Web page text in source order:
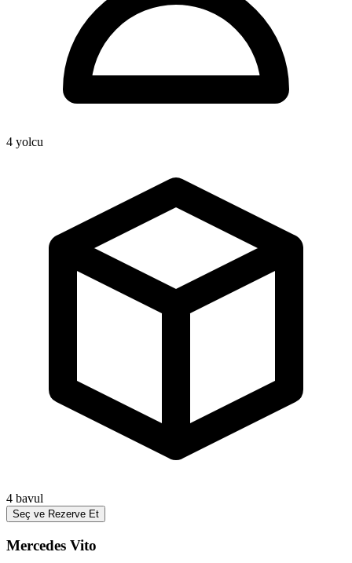
4 yolcu
4 bavul
Seç ve Rezerve Et
Mercedes Vito